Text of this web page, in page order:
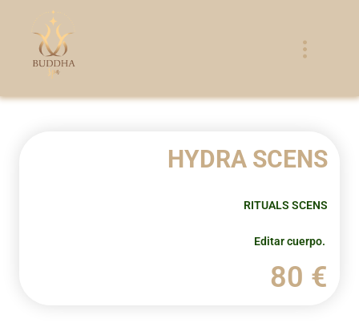
contenido
HYDRA SCENS
RITUALS SCENS
Editar cuerpo.
80 €